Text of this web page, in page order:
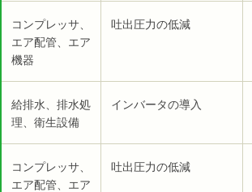
コンプレッサ、
エア配管、エア
機器
吐出圧力の低減
給排水、排水処
理、衛生設備
インバータの導入
コンプレッサ、
エア配管、エア
吐出圧力の低減